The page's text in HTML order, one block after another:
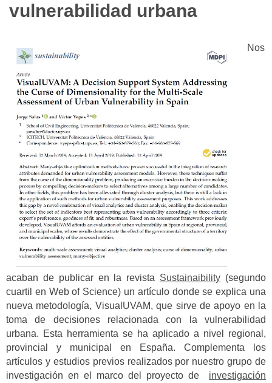
vulnerabilidad urbana
Nos
acaban de publicar en la revista Sustainaibility (segundo
cuartil en Web of Science) un artículo donde se explica una
nueva metodología, VisualUVAM, que sirve de apoyo en la
toma de decisiones relacionada con la vulnerabilidad
urbana. Esta herramienta se ha aplicado a nivel regional,
provincial y municipal en España. Complementa los
artículos y estudios previos realizados por nuestro grupo de
investigación en el marco del proyecto de investigación